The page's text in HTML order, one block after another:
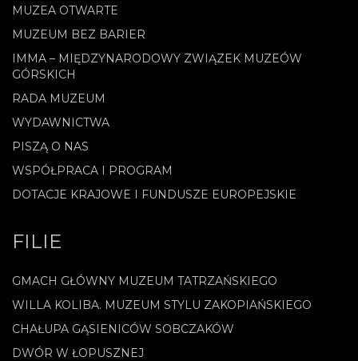
MUZEA OTWARTE
MUZEUM BEZ BARIER
IMMA – MIĘDZYNARODOWY ZWIĄZEK MUZEÓW
GÓRSKICH
RADA MUZEUM
WYDAWNICTWA
PISZĄ O NAS
WSPÓŁPRACA I PROGRAM
DOTACJE KRAJOWE I FUNDUSZE EUROPEJSKIE
FILIE
GMACH GŁÓWNY MUZEUM TATRZAŃSKIEGO
WILLA KOLIBA. MUZEUM STYLU ZAKOPIAŃSKIEGO
CHAŁUPA GĄSIENICÓW SOBCZAKÓW
DWÓR W ŁOPUSZNEJ